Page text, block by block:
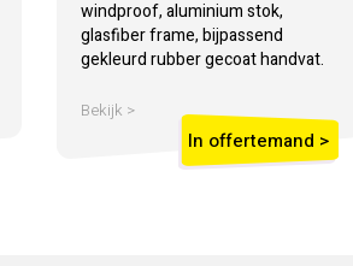
windproof, aluminium stok,
glasfiber frame, bijpassend
gekleurd rubber gecoat handvat.
Bekijk >
In offertemand >